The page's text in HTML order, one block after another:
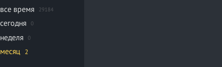
все время 29184
сегодня 0
неделя 0
месяц 2